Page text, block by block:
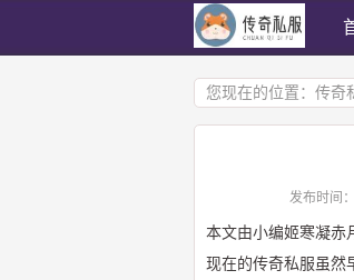
您现在的位置： 传奇
发布时间：
本文由小编姬寒凝赤
现在的传奇私服虽然